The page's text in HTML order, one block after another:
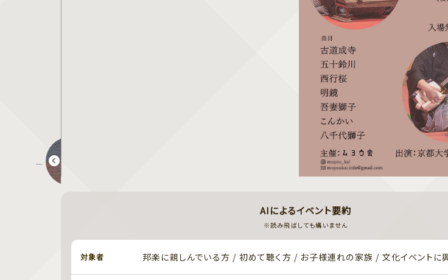
AIによるイベント要約
※読み飛ばしても構いません
対象者 邦楽に親しんでいる方 / 初めて聴く方 / お子様連れの家族 / 文化イベントに